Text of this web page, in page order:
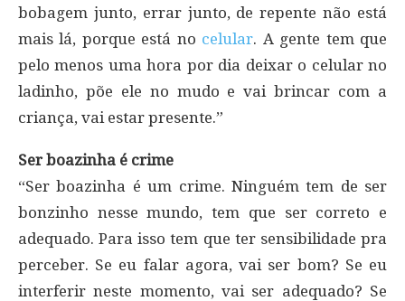
bobagem junto, errar junto, de repente não está
mais lá, porque está no celular. A gente tem que
pelo menos uma hora por dia deixar o celular no
ladinho, põe ele no mudo e vai brincar com a
criança, vai estar presente.”
Ser boazinha é crime
“Ser boazinha é um crime. Ninguém tem de ser
bonzinho nesse mundo, tem que ser correto e
adequado. Para isso tem que ter sensibilidade pra
perceber. Se eu falar agora, vai ser bom? Se eu
interferir neste momento, vai ser adequado? Se